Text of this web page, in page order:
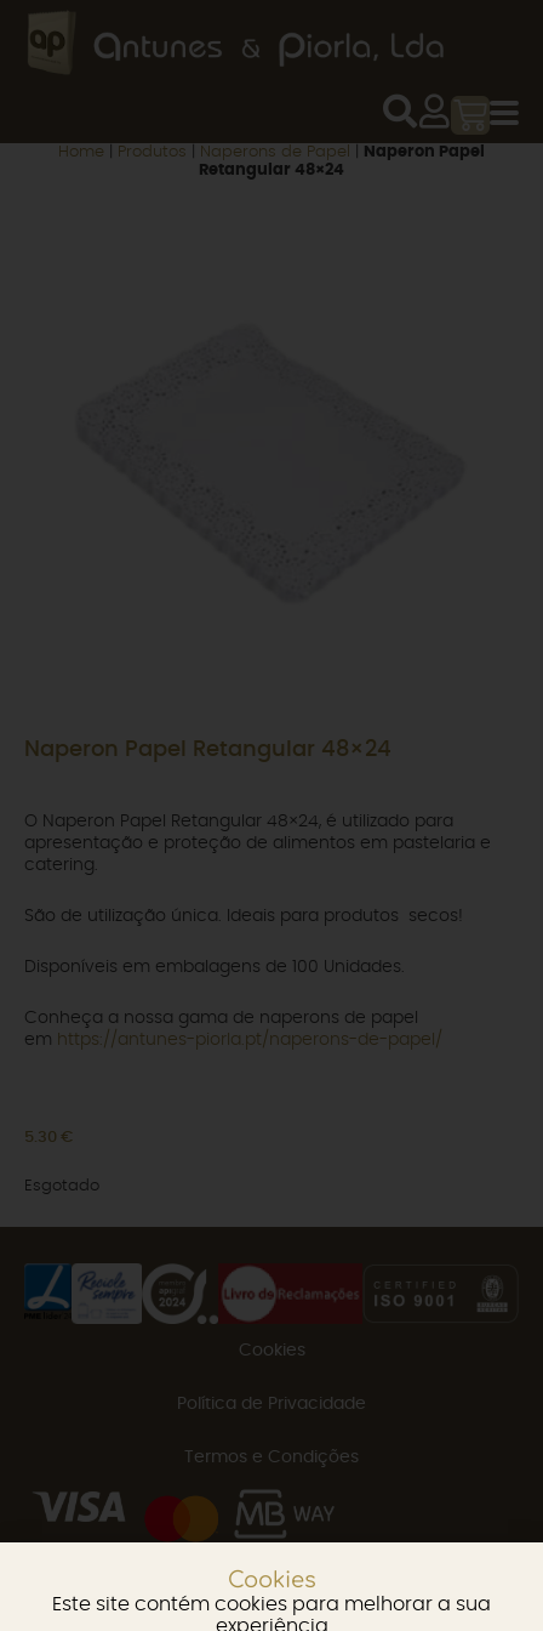
Home Produtos Naperons de Papel
Naperon Papel
Retangular 48×24
Naperon Papel Retangular 48×24
O Naperon Papel Retangular 48×24, é utilizado para
apresentação e proteção de alimentos em pastelaria e
catering.
São de utilização única. Ideais para produtos secos!
Disponíveis em embalagens de 100 Unidades.
Conheça a nossa gama de naperons de papel
em https://antunes-piorla.pt/naperons-de-papel/
5.30 €
Esgotado
Cookies
Política de Privacidade
Termos e Condições
Cookies
Este site contém cookies para melhorar a sua
experiência